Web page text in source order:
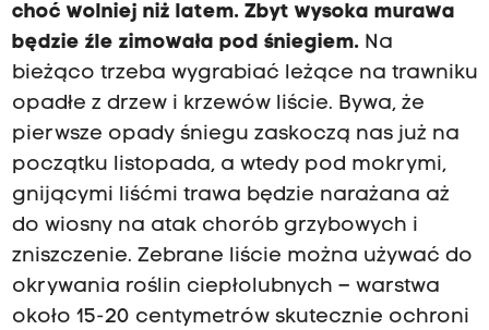
choć wolniej niż latem. Zbyt wysoka murawa
będzie źle zimowała pod śniegiem.Na
bieżąco trzeba wygrabiać leżące na trawniku
opadłe z drzew i krzewów liście. Bywa, że
pierwsze opady śniegu zaskoczą nas już na
początku listopada, a wtedy pod mokrymi,
gnijącymi liśćmi trawa będzie narażana aż
do wiosny na atak chorób grzybowych i
zniszczenie. Zebrane liście można używać do
okrywania roślin ciepłolubnych – warstwa
około 15-20 centymetrów skutecznie ochroni